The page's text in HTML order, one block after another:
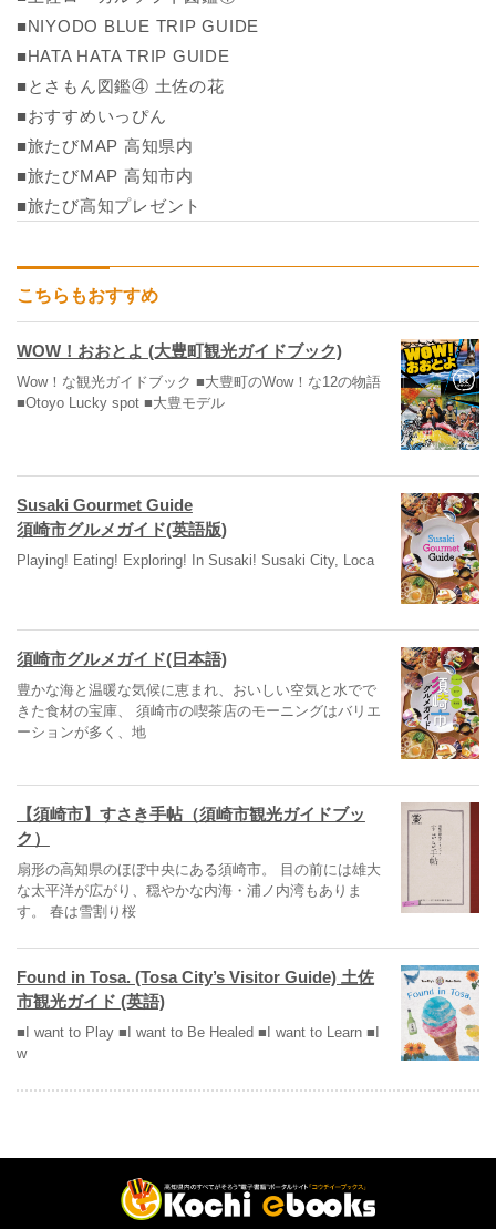
■NIYODO BLUE TRIP GUIDE
■HATA HATA TRIP GUIDE
■とさもん図鑑④ 土佐の花
■おすすめいっぴん
■旅たびMAP 高知県内
■旅たびMAP 高知市内
■旅たび高知プレゼント
こちらもおすすめ
WOW！おおとよ (大豊町観光ガイドブック)
Wow！な観光ガイドブック ■大豊町のWow！な12の物語
■Otoyo Lucky spot ■大豊モデル
Susaki Gourmet Guide
須崎市グルメガイド(英語版)
Playing! Eating! Exploring! In Susaki! Susaki City, Loca
須崎市グルメガイド(日本語)
豊かな海と温暖な気候に恵まれ、おいしい空気と水でで
きた食材の宝庫、 須崎市の喫茶店のモーニングはバリエ
ーションが多く、地
【須崎市】すさき手帖（須崎市観光ガイドブッ
ク）
扇形の高知県のほぼ中央にある須崎市。 目の前には雄大
な太平洋が広がり、穏やかな内海・浦ノ内湾もありま
す。 春は雪割り桜
Found in Tosa. (Tosa City’s Visitor Guide) 土佐
市観光ガイド (英語)
■I want to Play ■I want to Be Healed ■I want to Learn ■I
w